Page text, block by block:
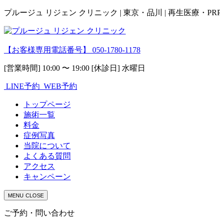
プルージュ リジェン クリニック | 東京・品川 | 再生医療・
【お客様専用電話番号】 050-1780-1178
[営業時間] 10:00 〜 19:00 [休診日] 水曜日
LINE予約 WEB予約
トップページ
施術一覧
料金
症例写真
当院について
よくある質問
アクセス
キャンペーン
MENU CLOSE
ご予約・問い合わせ